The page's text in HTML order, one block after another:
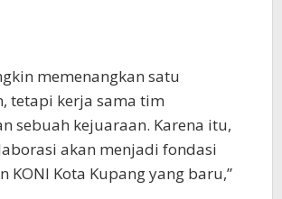
memenangkan satu
tetapi kerja sama tim
sebuah kejuaraan. Karena itu,
akan menjadi fondasi
KONI Kota Kupang yang baru,”